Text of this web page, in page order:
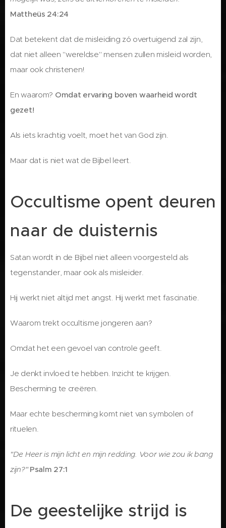
Mattheüs 24:24
Dat betekent dat de misleiding zó overtuigend zal zijn,
dat niet alleen "wereldse" mensen zullen misleid worden,
maar ook christenen!
En waarom? Omdat ervaring boven waarheid wordt
gezet!
Als iets krachtig voelt, moet het van God zijn.
Maar dat is niet wat de Bijbel leert.
Occultisme opent deuren
naar de duisternis
Satan wordt in de Bijbel niet alleen voorgesteld als
tegenstander, maar ook als misleider.
Hij werkt niet altijd met angst. Hij werkt met fascinatie.
Waarom trekt occultisme jongeren aan?
Omdat het een gevoel van controle geeft.
Je denkt invloed te hebben. Inzicht te krijgen.
Bescherming te creëren.
Maar echte bescherming komt niet van symbolen of
rituelen.
"De Heer is mijn licht en mijn redding. Voor wie zou ik bang
zijn?" Psalm 27:1
De geestelijke strijd is